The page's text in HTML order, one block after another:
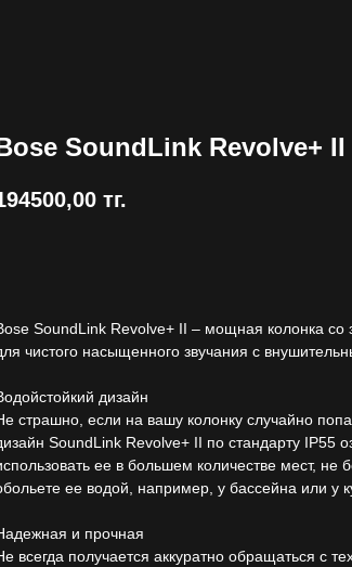
SoundLink Revolve+ II
тг.
SoundLink Revolve+ II – мощная колонка со
чистого насыщенного звучания с
дизайн
страшно, если на вашу колонку случайно
SoundLink Revolve+ II по стандарту IP55
ее в большем количестве мест, не
ее водой, например, у бассейна или у
и прочная
всегда получается аккуратно обращаться с